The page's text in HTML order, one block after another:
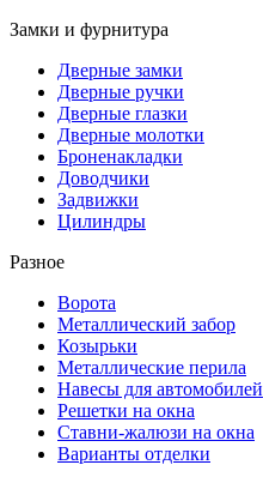
Замки и фурнитура
Дверные замки
Дверные ручки
Дверные глазки
Дверные молотки
Броненакладки
Доводчики
Задвижки
Цилиндры
Разное
Ворота
Металлический забор
Козырьки
Металлические перила
Навесы для автомобилей
Решетки на окна
Ставни-жалюзи на окна
Варианты отделки